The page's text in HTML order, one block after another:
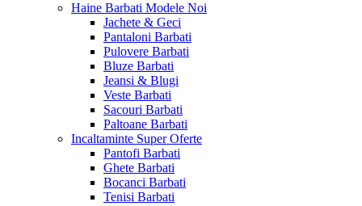
Haine Barbati Modele Noi
Jachete & Geci
Pantaloni Barbati
Pulovere Barbati
Bluze Barbati
Jeansi & Blugi
Veste Barbati
Sacouri Barbati
Paltoane Barbati
Incaltaminte Super Oferte
Pantofi Barbati
Ghete Barbati
Bocanci Barbati
Tenisi Barbati